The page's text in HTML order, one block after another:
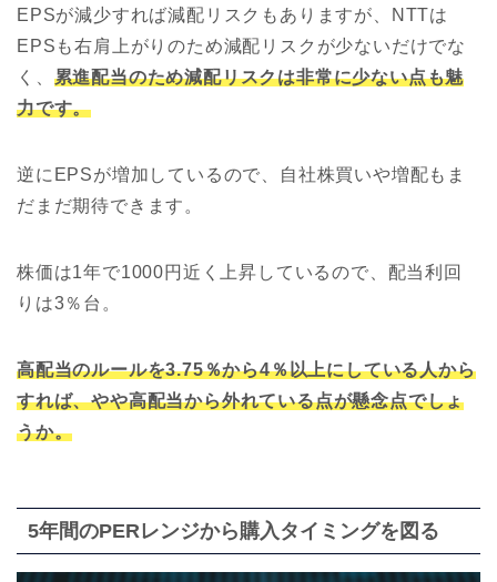
EPSが減少すれば減配リスクもありますが、NTTは
EPSも右肩上がりのため減配リスクが少ないだけでな
く、 累進配当のため減配リスクは非常に少ない点も魅
力です。
逆にEPSが増加しているので、自社株買いや増配もま
だまだ期待できます。
株価は1年で1000円近く上昇しているので、配当利回
りは3％台。
高配当のルールを3.75％から4％以上にしている人から
すれば、やや高配当から外れている点が懸念点でしょ
うか。
5年間のPERレンジから購入タイミングを図る